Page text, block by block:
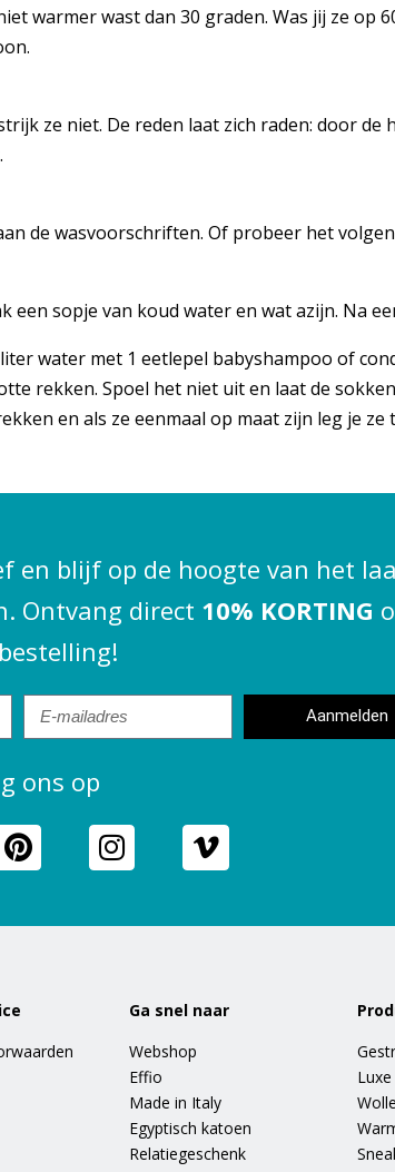
warmer wast dan 30 graden. Was jij ze op
ze niet. De reden laat zich raden: door
de wasvoorschriften. Of probeer het
sopje van koud water en wat azijn. Na
water met 1 eetlepel babyshampoo of
rekken. Spoel het niet uit en laat de
en als ze eenmaal op maat zijn leg je ze
en blijf op de hoogte van het
Ontvang direct 10% KORTING
Aanmelden
ons op
Ga snel naar
Webshop
Effio
Made in Italy
Egyptisch katoen
Relatiegeschenk